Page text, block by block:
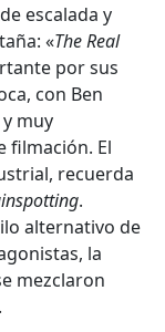
escalada y
«The Real
por sus
con Ben
muy
filmación. El
recuerda
.
alternativo de
la
mezclaron